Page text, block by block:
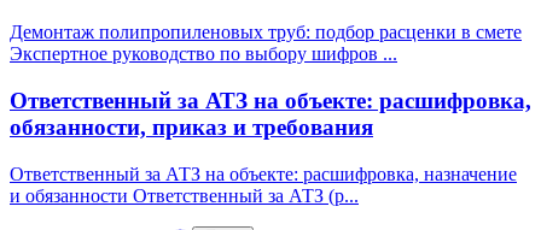
Демонтаж полипропиленовых труб: подбор расценки в смете
Экспертное руководство по выбору шифров ...
Ответственный за АТЗ на объекте: расшифровка,
обязанности, приказ и требования
Ответственный за АТЗ на объекте: расшифровка, назначение
и обязанности Ответственный за АТЗ (р...